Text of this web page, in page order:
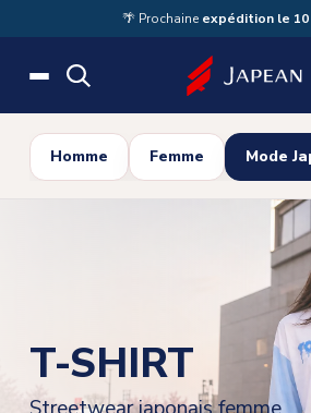
Skip to main content🌴 Prochaine expédition le
Homme Femme Mode
T-SHIRT